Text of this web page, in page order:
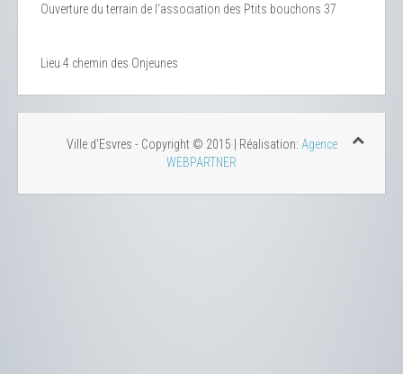
Ouverture du terrain de l'association des Ptits bouchons 37
Lieu 4 chemin des Onjeunes
Ville d'Esvres - Copyright © 2015 | Réalisation: Agence
WEBPARTNER